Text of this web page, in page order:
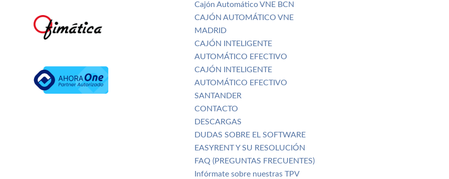
Cajón Automático VNE BCN
CAJÓN AUTOMÁTICO VNE
MADRID
CAJÓN INTELIGENTE
AUTOMÁTICO EFECTIVO
CAJÓN INTELIGENTE
AUTOMÁTICO EFECTIVO
SANTANDER
CONTACTO
DESCARGAS
DUDAS SOBRE EL SOFTWARE
EASYRENT Y SU RESOLUCIÓN
FAQ (PREGUNTAS FRECUENTES)
Infórmate sobre nuestras TPV